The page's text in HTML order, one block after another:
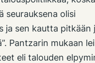
seurauksena olisi
ja sen kautta pitkään
Pantzarin mukaan
eli talouden